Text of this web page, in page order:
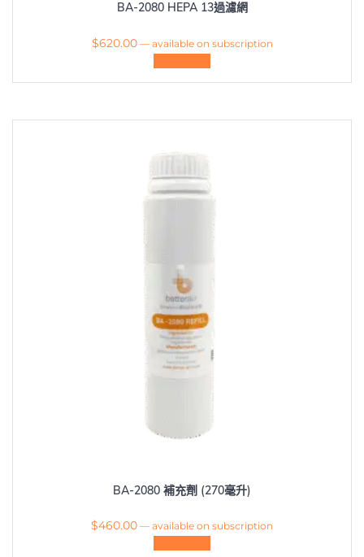
BA-2080 HEPA 13過濾網
$620.00 —available on subscription
BA-2080 補充劑 (270毫升)
$460.00 — available on subscription